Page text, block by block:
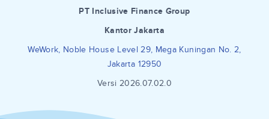
PT Inclusive Finance Group
Kantor Jakarta
WeWork, Noble House Level 29, Mega Kuningan No. 2,
Jakarta 12950
Versi 2026.07.02.0